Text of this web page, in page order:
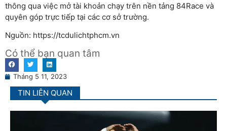
thông qua việc mở tài khoản chạy trên nền tảng 84Race và
quyên góp trực tiếp tại các cơ sở trường.
Nguồn: https://tcdulichtphcm.vn
Có thể bạn quan tâm
Tháng 5 11, 2023
TIN LIÊN QUAN